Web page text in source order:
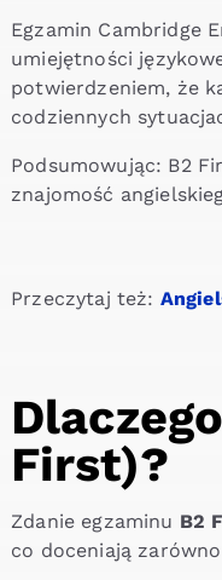
Egzamin Cambridge
umiejętności
potwierdzeniem, że
codziennych
Podsumowując: B2
znajomość
Przeczytaj też:
First)?
Zdanie egzaminu B2
co doceniają